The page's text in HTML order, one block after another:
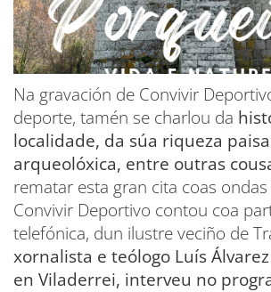
Na gravación de Convivir
deporte, tamén se charlou da
localidade, da súa riqueza
arqueolóxica, entre outras
rematar esta gran cita coas
Convivir Deportivo contou coa
telefónica, dun ilustre veciño de
xornalista e teólogo Luís
en Viladerrei, interveu no